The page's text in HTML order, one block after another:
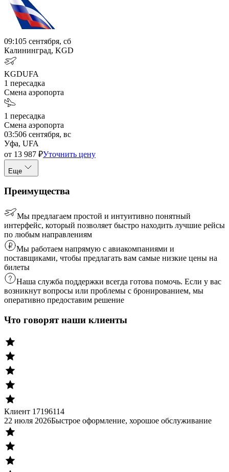
09:105 сентября, сб
Калининград, KGD
KGDUFA
1 пересадка
Смена аэропорта
1 пересадка
Смена аэропорта
03:506 сентября, вс
Уфа, UFA
от 13 987 ₽Уточнить цену
Еще
Преимущества
Мы предлагаем простой и интуитивно понятный
интерфейс, который позволяет быстро находить лучшие рейсы
по любым направлениям
Мы работаем напрямую с авиакомпаниями и
поставщиками, чтобы предлагать вам самые низкие цены на
билеты
Наша служба поддержки всегда готова помочь. Если у вас
возникнут вопросы или проблемы с бронированием, мы
оперативно предоставим решение
Что говорят наши клиенты
Клиент 17196114
22 июля 2026Быстрое оформление, хорошое обслуживание